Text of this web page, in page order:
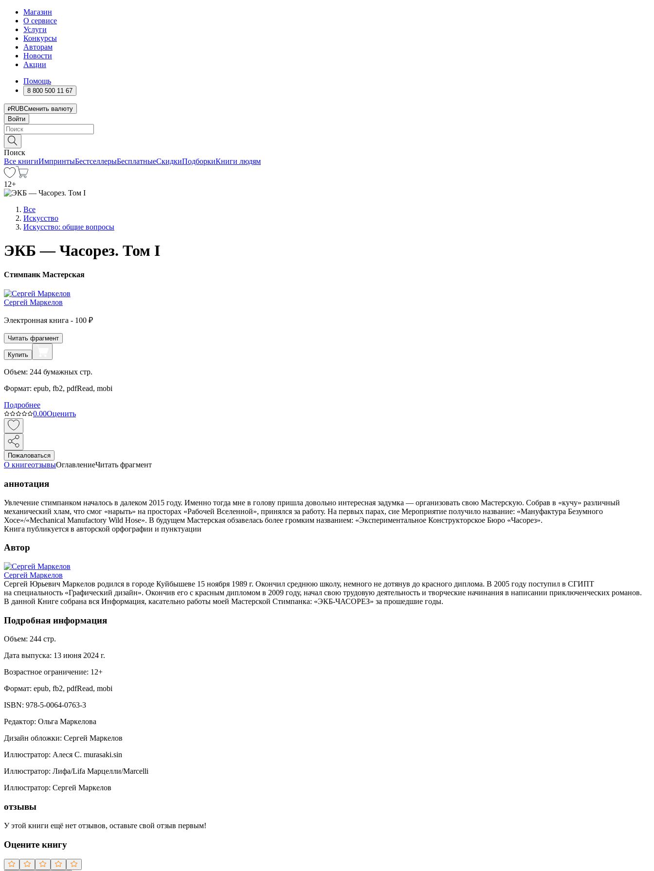
Магазин
О сервисе
Услуги
Конкурсы
Авторам
Новости
Акции
Помощь
8 800 500 11 67
RUBСменить валюту
Войти
Поиск
Все книгиИмпринтыБестселлерыБесплатныеСкидкиПодборкиКниги людям
12+
Все
Искусство
Искусство: общие вопросы
ЭКБ — Часорез. Том I
Стимпанк Мастерская
Сергей Маркелов
Электронная книга - 100 ₽
Читать фрагмент
Купить
Объем: 244 бумажных стр.
Формат: epub, fb2, pdfRead, mobi
Подробнее
0.00Оценить
Пожаловаться
О книгеотзывыОглавлениеЧитать фрагмент
аннотация
Увлечение стимпанком началось в далеком 2015 году. Именно тогда мне в голову пришла довольно интересная задумка — организовать свою Мастерскую. Собрав в «кучу» различный
механический хлам, что смог «нарыть» на просторах «Рабочей Вселенной», принялся за работу. На первых парах, сие Мероприятие получило название: «Мануфактура Безумного
Хосе»/«Mechanical Manufactory Wild Hose». В будущем Мастерская обзавелась более громким названием: «Экспериментальное Конструкторское Бюро «Часорез».
Книга публикуется в авторской орфографии и пунктуации
Автор
Сергей Маркелов
Сергей Юрьевич Маркелов родился в городе Куйбышеве 15 ноября 1989 г. Окончил среднюю школу, немного не дотянув до красного диплома. В 2005 году поступил в СГИПТ
на специальность «Графический дизайн». Окончив его с красным дипломом в 2009 году, начал свою трудовую деятельность и творческие начинания в написании приключенческих романов.
В данной Книге собрана вся Информация, касательно работы моей Мастерской Стимпанка: «ЭКБ-ЧАСОРЕЗ» за прошедшие годы.
Подробная информация
Объем: 244 стр.
Дата выпуска: 13 июня 2024 г.
Возрастное ограничение: 12+
Формат: epub, fb2, pdfRead, mobi
ISBN: 978-5-0064-0763-3
Редактор: Ольга Маркелова
Дизайн обложки: Сергей Маркелов
Иллюстратор: Алеся С. murasaki.sin
Иллюстратор: Лифа/Lifa Марцелли/Marcelli
Иллюстратор: Сергей Маркелов
отзывы
У этой книги ещё нет отзывов, оставьте свой отзыв первым!
Оцените книгу